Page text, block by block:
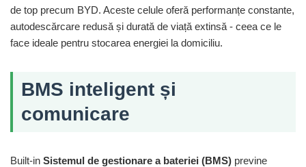
de top precum BYD. Aceste celule oferă performanțe constante,
autodescărcare redusă și durată de viață extinsă - ceea ce le
face ideale pentru stocarea energiei la domiciliu.
BMS inteligent și
comunicare
Built-in Sistemul de gestionare a bateriei (BMS) previne